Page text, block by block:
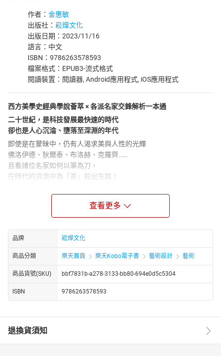
作者： 金惠敏
出版社： 崧燁文化
出版日期：2023/11/16
語言：中文
ISBN：9786263578593
檔案格式：EPUB3-流式格式
閱讀裝置：閱讀器, Android應用程式, iOS應用程式
西方美學史經典學說薈萃 × 各派名家交鋒解析一本通
二十世紀，是科技發展最快速的時代
卻也是人心沉淪、墮落至深淵的年代
即使是在蒙昧中，仍有人渴求美與人性的光輝
佛洛伊德、狄爾泰、布洛赫、克羅齊……
且看諸位名家如何以筆為刀，
在時代的洪流中為「美」殺出生路！
作為精神分析學派的創始人，佛洛伊德可以說重塑了西方世界的人
性觀和文化觀，其對20世紀思想界的影響罕有匹敵。回顧20世紀的
世學者回顧其研究，往往會發現存在諸多問題，然而他確實引領人
們更加了解藝術、了解美。
而榮格的博學和深思賦予了他對美學廣泛的影響力，除了原型批評
之外，在結構主義、解構主義、現象學、解釋學等文論中都能夠見
到榮格美學理論的影子。
【以人為本的生命直覺主義美學：狄爾泰】
生命美學是生命哲學在美學領域的展現。致力於打破西方傳統的理
美鑑賞在內的一切宇宙人生問題的考察、批判和規劃。生命美學的
開創者狄爾泰，對人文學科的幾乎所有分支領域都有所涉獵，也因
查看更多
品牌 崧燁文化
商品分類 樂天首頁 樂天Kobo電子書 藝術設計 藝術
商品貨號(SKU) bbf7831b-a278-3133-bb80-694e0d5c5304
ISBN 9786263578593
退換貨須知